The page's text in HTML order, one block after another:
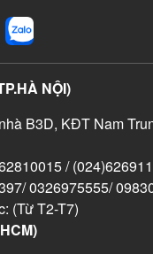
NỘI)
B3D, KĐT Nam
/
0326975555/
(Từ T2-T7)